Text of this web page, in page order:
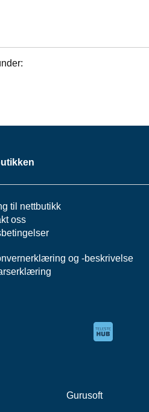
til nettbutikk
oss
og -beskrivelse
Gurusoft